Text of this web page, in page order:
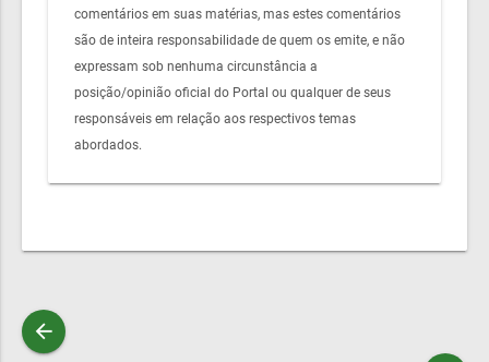
comentários em suas matérias, mas estes comentários
são de inteira responsabilidade de quem os emite, e não
expressam sob nenhuma circunstância a
posição/opinião oficial do Portal ou qualquer de seus
responsáveis em relação aos respectivos temas
abordados.
arrow_back